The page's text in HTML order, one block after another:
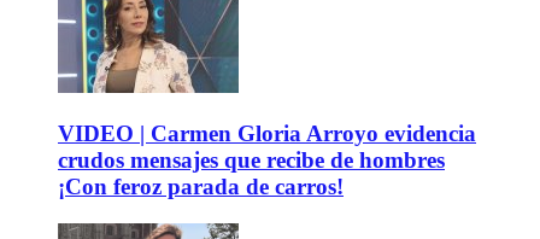
VIDEO | Carmen Gloria Arroyo evidencia
crudos mensajes que recibe de hombres
¡Con feroz parada de carros!